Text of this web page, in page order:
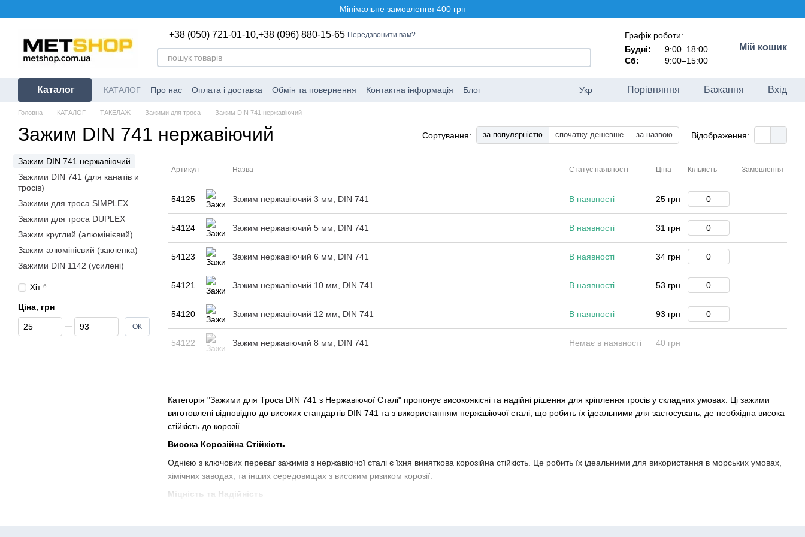
Мінімальне замовлення 400 грн
+38 (050) 721-01-10,+38 (096) 880-15-65 Передзвонити вам?
Графік роботи:
Будні:
9:00–18:00
Сб:
9:00–15:00
Мій кошик
Каталог КАТАЛОГ Про нас Оплата і доставка Обмін та повернення Контактна інформація Блог Укр Порівняння Бажання Вхід
Головна КАТАЛОГ ТАКЕЛАЖ Зажими для троса Зажим DIN 741 нержавіючий
Зажим DIN 741 нержавіючий Сортування: за популярністю спочатку дешевше за назвою Відображення:
Категорія "Зажими для Троса DIN 741 з Нержавіючої Сталі" пропонує високоякісні та надійні рішення для кріплення тросів у складних умовах. Ці зажими
виготовлені відповідно до високих стандартів DIN 741 та з використанням нержавіючої сталі, що робить їх ідеальними для застосувань, де необхідна висока
стійкість до корозії.
Висока Корозійна Стійкість
Однією з ключових переваг зажимів з нержавіючої сталі є їхня виняткова корозійна стійкість. Це робить їх ідеальними для використання в морських умовах,
хімічних заводах, та інших середовищах з високим ризиком корозії.
Міцність та Надійність
Артикул Назва Статус наявності Ціна Кількість Замовлення
54125 Зажим нержавіючий 3 мм, DIN 741 В наявності 25 грн
54124 Зажим нержавіючий 5 мм, DIN 741 В наявності 31 грн
54123 Зажим нержавіючий 6 мм, DIN 741 В наявності 34 грн
54121 Зажим нержавіючий 10 мм, DIN 741 В наявності 53 грн
54120 Зажим нержавіючий 12 мм, DIN 741 В наявності 93 грн
54122 Зажим нержавіючий 8 мм, DIN 741 Немає в наявності 40 грн
Зажим DIN 741 нержавіючий
Зажими DIN 741 (для канатів и
тросів)
Зажими для троса SIMPLEX
Зажими для троса DUPLEX
Зажим круглий (алюмінієвий)
Зажим алюмінієвий (заклепка)
Зажими DIN 1142 (усилені)
Хіт 6
Ціна, грн
Від Ціна, грн
До Ціна, грн ОК